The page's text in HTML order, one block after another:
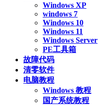
Windows XP
windows 7
Windows 10
Windows 11
Windows Server
PE工具箱
故障代码
清零软件
电脑教程
Windows 教程
国产系统教程